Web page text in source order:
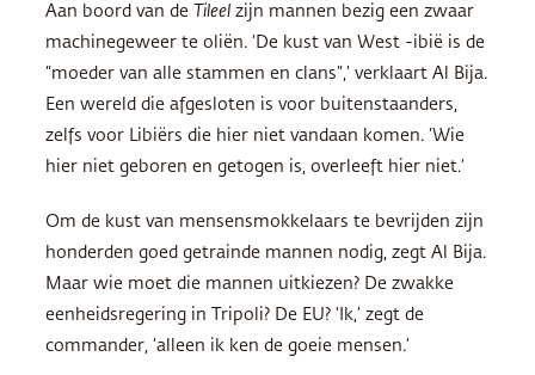
Aan boord van de Tileel zijn mannen bezig een zwaar
machinegeweer te oliën. ‘De kust van West -ibië is de
“moeder van alle stammen en clans”,’ verklaart Al Bija.
Een wereld die afgesloten is voor buitenstaanders,
zelfs voor Libiërs die hier niet vandaan komen. ‘Wie
hier niet geboren en getogen is, overleeft hier niet.’
Om de kust van mensensmokkelaars te bevrijden zijn
honderden goed getrainde mannen nodig, zegt Al Bija.
Maar wie moet die mannen uitkiezen? De zwakke
eenheidsregering in Tripoli? De EU? ‘Ik,’ zegt de
commander, ‘alleen ik ken de goeie mensen.’